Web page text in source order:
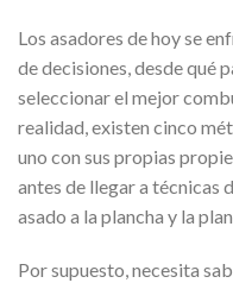
Los asadores de hoy se
de decisiones, desde qué
seleccionar el mejor
realidad, existen cinco
uno con sus propias
antes de llegar a técnicas
asado a la plancha y la
Por supuesto, necesita